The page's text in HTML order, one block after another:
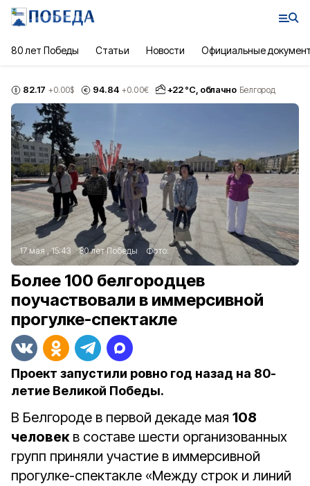
80 лет Победы Статьи Новости Официальные
82.17 +0.00$ 94.84 +0.00€ +22°С, облачно Белгород
17 мая , 15:43 80 лет Победы Фото:
Более 100 белгородцев
поучаствовали в иммерсивной
прогулке-спектакле
Проект запустили ровно год назад на 80-
летие Великой Победы.
В Белгороде в первой декаде мая 108
человекв составе шести организованных
групп приняли участие в иммерсивной
прогулке-спектакле «Между строк и линий